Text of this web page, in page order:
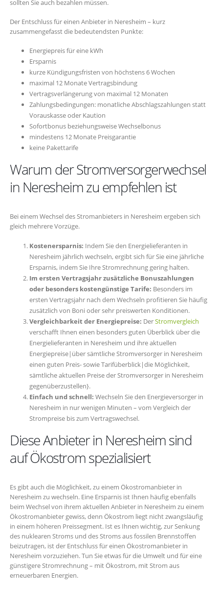
sollten Sie auch bezahlen müssen.
Der Entschluss für einen Anbieter in Neresheim – kurz
zusammengefasst die bedeutendsten Punkte:
Energiepreis für eine kWh
Ersparnis
kurze Kündigungsfristen von höchstens 6 Wochen
maximal 12 Monate Vertragsbindung
Vertragsverlängerung von maximal 12 Monaten
Zahlungsbedingungen: monatliche Abschlagszahlungen statt
Vorauskasse oder Kaution
Sofortbonus beziehungsweise Wechselbonus
mindestens 12 Monate Preisgarantie
keine Pakettarife
Warum der Stromversorgerwechsel
in Neresheim zu empfehlen ist
Bei einem Wechsel des Stromanbieters in Neresheim ergeben sich
gleich mehrere Vorzüge.
Kostenersparnis: Indem Sie den Energielieferanten in
Neresheim jährlich wechseln, ergibt sich für Sie eine jährliche
Ersparnis, indem Sie Ihre Stromrechnung gering halten.
Im ersten Vertragsjahr zusätzliche Bonuszahlungen
oder besonders kostengünstige Tarife: Besonders im
ersten Vertragsjahr nach dem Wechseln profitieren Sie häufig
zusätzlich von Boni oder sehr preiswerten Konditionen.
Vergleichbarkeit der Energiepreise: DerStromvergleich
verschafft Ihnen einen besonders guten Überblick über die
Energielieferanten in Neresheim und ihre aktuellen
Energiepreise|über sämtliche Stromversorger in Neresheim
einen guten Preis- sowie Tarifüberblick|die Möglichkeit,
sämtliche aktuellen Preise der Stromversorger in Neresheim
gegenüberzustellen}.
Einfach und schnell: Wechseln Sie den Energieversorger in
Neresheim in nur wenigen Minuten – vom Vergleich der
Strompreise bis zum Vertragswechsel.
Diese Anbieter in Neresheim sind
auf Ökostrom spezialisiert
Es gibt auch die Möglichkeit, zu einem Ökostromanbieter in
Neresheim zu wechseln. Eine Ersparnis ist Ihnen häufig ebenfalls
beim Wechsel von ihrem aktuellen Anbieter in Neresheim zu einem
Ökostromanbieter gewiss, denn Ökostrom liegt nicht zwangsläufig
in einem höheren Preissegment. Ist es Ihnen wichtig, zur Senkung
des nuklearen Stroms und des Stroms aus fossilen Brennstoffen
beizutragen, ist der Entschluss für einen Ökostromanbieter in
Neresheim vorzuziehen. Tun Sie etwas für die Umwelt und für eine
günstigere Stromrechnung – mit Ökostrom, mit Strom aus
erneuerbaren Energien.